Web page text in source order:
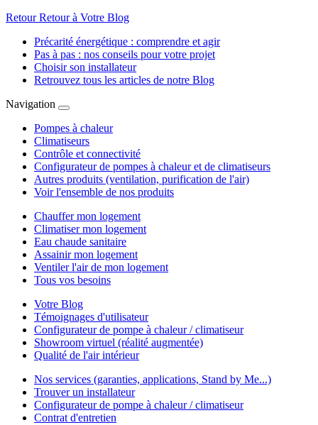
Retour Retour à Votre Blog
Précarité énergétique : comprendre et agir
Pas à pas : nos conseils pour votre projet
Choisir son installateur
Retrouvez tous les articles de notre Blog
Navigation
Pompes à chaleur
Climatiseurs
Contrôle et connectivité
Configurateur de pompes à chaleur et de climatiseurs
Autres produits (ventilation, purification de l'air)
Voir l'ensemble de nos produits
Chauffer mon logement
Climatiser mon logement
Eau chaude sanitaire
Assainir mon logement
Ventiler l'air de mon logement
Tous vos besoins
Votre Blog
Témoignages d'utilisateur
Configurateur de pompe à chaleur / climatiseur
Showroom virtuel (réalité augmentée)
Qualité de l'air intérieur
Nos services (garanties, applications, Stand by Me...)
Trouver un installateur
Configurateur de pompe à chaleur / climatiseur
Contrat d'entretien